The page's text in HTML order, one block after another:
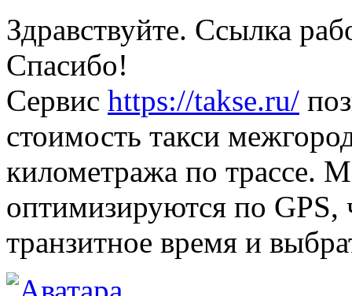
Здравствуйте. Ссылка
Спасибо!
Сервис https://takse.ru/
стоимость такси
километража по трассе.
оптимизируются по GPS,
транзитное время и